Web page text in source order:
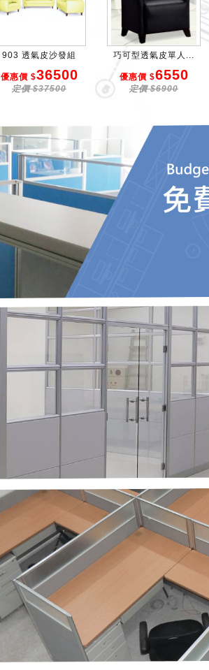
903 透氣皮沙發組
優惠價 $36500
定價 $37500
巧可型透氣皮單人...
優惠價 $6550
定價 $6900